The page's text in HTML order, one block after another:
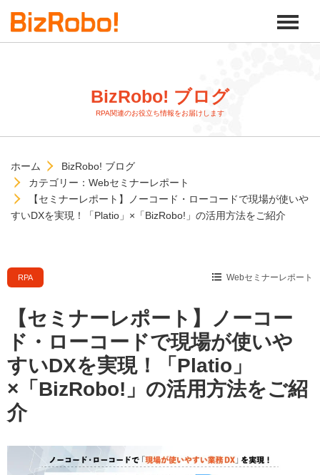
BizRobo! ブログ
RPA関連のお役立ち情報をお届けします
ホーム
BizRobo! ブログ
カテゴリー：Webセミナーレポート
【セミナーレポート】ノーコード・ローコードで現場が使いや
すいDXを実現！「Platio」×「BizRobo!」の活用方法をご紹介
RPA Webセミナーレポート
【セミナーレポート】ノーコー
ド・ローコードで現場が使いや
すいDXを実現！「Platio」
×「BizRobo!」の活用方法をご紹
介